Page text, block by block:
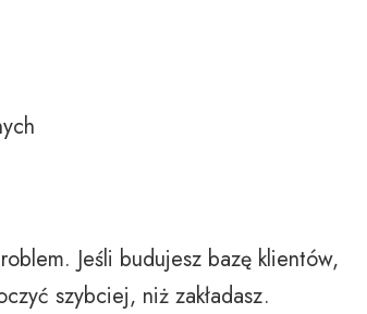
Jeśli budujesz bazę klientów,
szybciej, niż zakładasz.